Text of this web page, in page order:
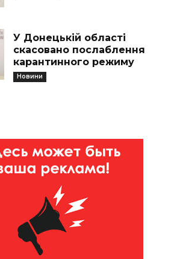
У Донецькій області
скасовано послаблення
карантинного режиму
Новини